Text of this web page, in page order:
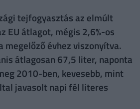
tejfogyasztás az elmúlt
EU átlagot, mégis 2,6%-os
megelőző évhez viszonyítva.
átlagosan 67,5 liter, naponta
2010-ben, kevesebb, mint
javasolt napi fél literes